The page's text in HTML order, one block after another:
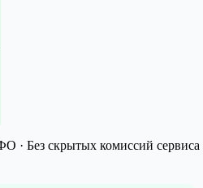
· Без скрытых комиссий сервиса